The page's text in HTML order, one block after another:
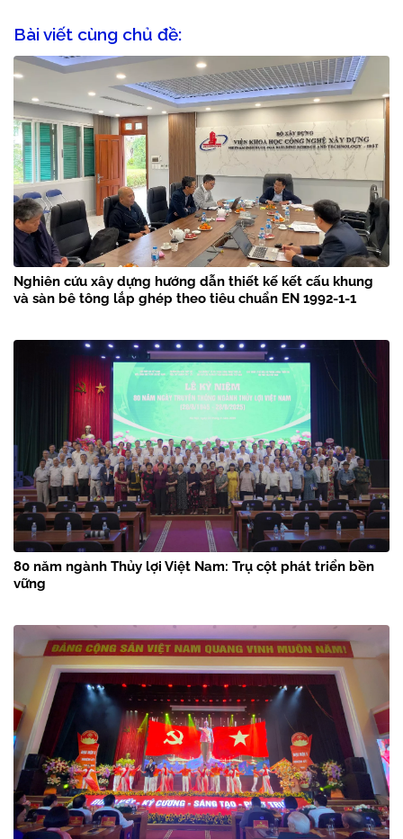
Bài viết cùng chủ đề:
Nghiên cứu xây dựng hướng dẫn thiết kế kết cấu khung
và sàn bê tông lắp ghép theo tiêu chuẩn EN 1992-1-1
80 năm ngành Thủy lợi Việt Nam: Trụ cột phát triển bền
vững